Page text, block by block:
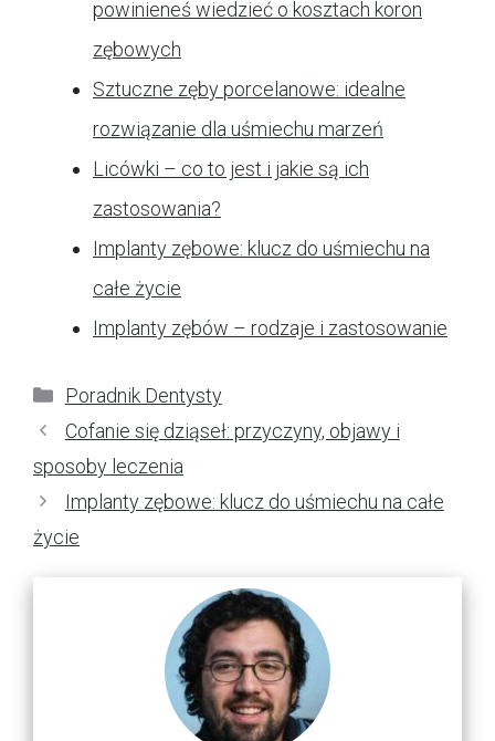
powinieneś wiedzieć o kosztach koron
zębowych
Sztuczne zęby porcelanowe: idealne
rozwiązanie dla uśmiechu marzeń
Licówki – co to jest i jakie są ich
zastosowania?
Implanty zębowe: klucz do uśmiechu na
całe życie
Implanty zębów – rodzaje i zastosowanie
Kategorie
Poradnik Dentysty
Cofanie się dziąseł: przyczyny, objawy i
sposoby leczenia
Implanty zębowe: klucz do uśmiechu na całe
życie